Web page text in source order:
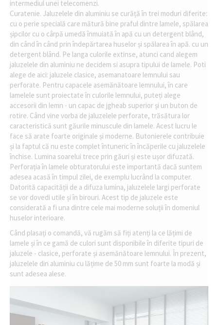
intermediul unei telecomenzi.
Curatenie. Jaluzelele din aluminiu se curăță în trei moduri diferite:
cu o perie specială care mătură bine praful dintre lamele, spălarea
șipcilor cu o cârpă umedă înmuiată în apă cu un detergent blând,
din când în când prin îndepărtarea huselor și spălarea în apă. cu un
detergent blând. Pe langa culorile extinse, atunci cand alegem
jaluzelele din aluminiu ne decidem si asupra tipului de lamele. Poti
alege de aici: jaluzele clasice, asemanatoare lemnului sau
perforate. Pentru capacele asemănătoare lemnului, în care
lamelele sunt proiectate în culorile lemnului, puteți alege
accesorii din lemn - un capac de jgheab superior și un buton de
rotire. Când vine vorba de jaluzelele perforate, trăsătura lor
caracteristică sunt găurile minuscule din lamele. Acest lucru le
face să arate foarte originale și moderne. Butonierele contribuie
și la faptul că nu este complet întuneric în încăperile cu jaluzelele
închise. Lumina soarelui trece prin găuri și este ușor difuzată.
Perforația în lamele obturatorului este importantă dacă suntem
adesea acasă în timpul zilei, de exemplu lucrând la computer.
Datorită capacității de a difuza lumina, jaluzelele largi perforate
se vor dovedi utile și în birouri. Acest tip de jaluzele este
considerată a fi una dintre cele mai moderne soluții în domeniul
huselor interioare.
Când plasați o comandă, vă rugăm să fiți atenți la ce lățimi de
lamele și în ce gamă de culori sunt disponibile în diferite tipuri de
jaluzele - clasice, perforate și asemănătoare lemnului. În prezent,
jaluzelele din aluminiu cu lățime de 50 mm sunt foarte la modă și
sunt adesea alese.